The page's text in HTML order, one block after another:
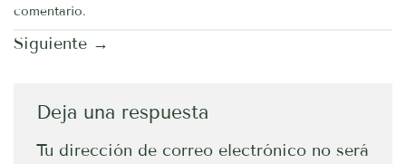
comentario.
Siguiente →
Deja una respuesta
Tu dirección de correo electrónico no será